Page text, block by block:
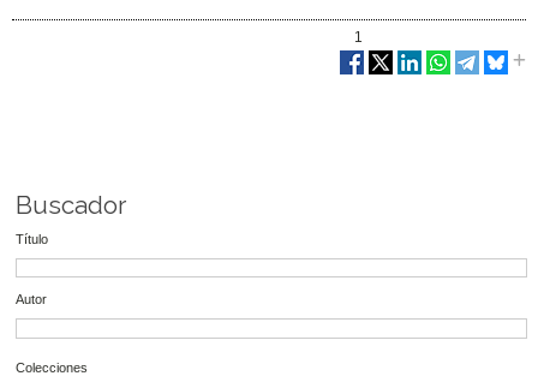
1
Buscador
Título
Autor
Colecciones